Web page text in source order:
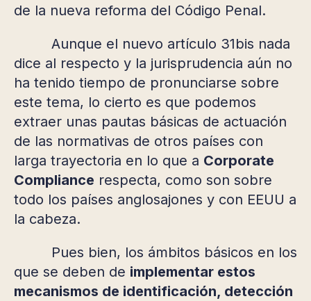
de la nueva reforma del Código Penal.
Aunque el nuevo artículo 31bis nada
dice al respecto y la jurisprudencia aún no
ha tenido tiempo de pronunciarse sobre
este tema, lo cierto es que podemos
extraer unas pautas básicas de actuación
de las normativas de otros países con
larga trayectoria en lo que a Corporate
Compliance respecta, como son sobre
todo los países anglosajones y con EEUU a
la cabeza.
Pues bien, los ámbitos básicos en los
que se deben de implementar estos
mecanismos de identificación, detección